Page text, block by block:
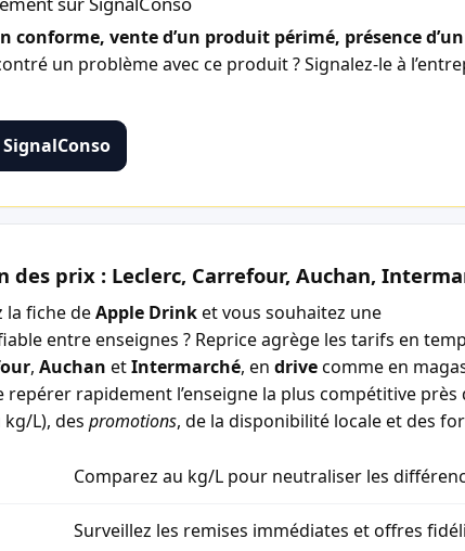
conforme, vente d’un produit périmé, présence
un problème avec ce produit ? Signalez-le à
des prix : Leclerc, Carrefour, Auchan,
la fiche deApple Drinket vous souhaitez une
entre enseignes ? Reprice agrège les tarifs en
, Auchan etIntermarché, en drivecomme en
repérer rapidement l’enseigne la plus compétitive
kg/L), des promotions, de la disponibilité locale et des
Comparez au kg/L pour neutraliser les
Surveillez les remises immédiates et offres